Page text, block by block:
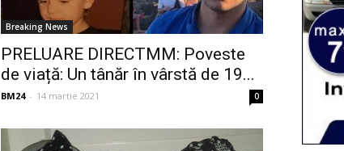
Breaking News
PRELUARE DIRECTMM: Poveste
de viață: Un tânăr în vârstă de 19...
BM24 - 14 martie 2021 0